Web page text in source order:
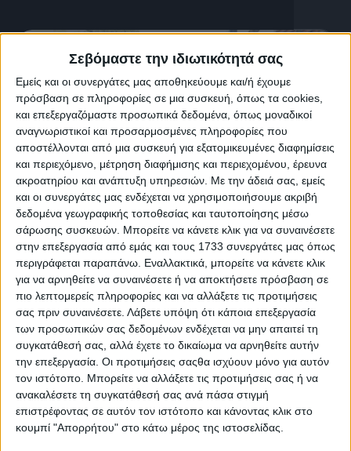
Σεβόμαστε την ιδιωτικότητά σας
Εμείς και οι συνεργάτες μας αποθηκεύουμε και/ή έχουμε
πρόσβαση σε πληροφορίες σε μια συσκευή, όπως τα cookies,
και επεξεργαζόμαστε προσωπικά δεδομένα, όπως μοναδικοί
αναγνωριστικοί και προσαρμοσμένες πληροφορίες που
αποστέλλονται από μια συσκευή για εξατομικευμένες διαφημίσεις
και περιεχόμενο, μέτρηση διαφήμισης και περιεχομένου, έρευνα
ακροατηρίου και ανάπτυξη υπηρεσιών. Με την άδειά σας, εμείς
και οι συνεργάτες μας ενδέχεται να χρησιμοποιήσουμε ακριβή
δεδομένα γεωγραφικής τοποθεσίας και ταυτοποίησης μέσω
σάρωσης συσκευών. Μπορείτε να κάνετε κλικ για να συναινέσετε
στην επεξεργασία από εμάς και τους 1733 συνεργάτες μας όπως
περιγράφεται παραπάνω. Εναλλακτικά, μπορείτε να κάνετε κλικ
για να αρνηθείτε να συναινέσετε ή να αποκτήσετε πρόσβαση σε
πιο λεπτομερείς πληροφορίες και να αλλάξετε τις προτιμήσεις
σας πριν συναινέσετε. Λάβετε υπόψη ότι κάποια επεξεργασία
των προσωπικών σας δεδομένων ενδέχεται να μην απαιτεί τη
συγκατάθεσή σας, αλλά έχετε το δικαίωμα να αρνηθείτε αυτήν
την επεξεργασία. Οι προτιμήσεις σαςθα ισχύουν μόνο για αυτόν
τον ιστότοπο. Μπορείτε να αλλάξετε τις προτιμήσεις σας ή να
ανακαλέσετε τη συγκατάθεσή σας ανά πάσα στιγμή
επιστρέφοντας σε αυτόν τον ιστότοπο και κάνοντας κλικ στο
κουμπί "Απορρήτου" στο κάτω μέρος της ιστοσελίδας.
5 Ιουλίου, 2026
S03 Ep38